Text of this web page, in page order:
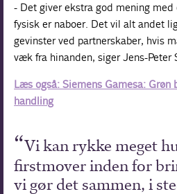
- Det giver ekstra god mening med
fysisk er naboer. Det vil alt andet
gevinster ved partnerskaber, hvis
væk fra hinanden, siger Jens-Peter
Læs også: Siemens Gamesa:
handling
Vi kan rykke meget
firstmover inden for
vi gør det sammen, i